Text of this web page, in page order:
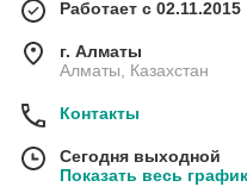
Работает с 02.11.2015
г. Алматы
Алматы, Казахстан
Контакты
Сегодня выходной
Показать весь